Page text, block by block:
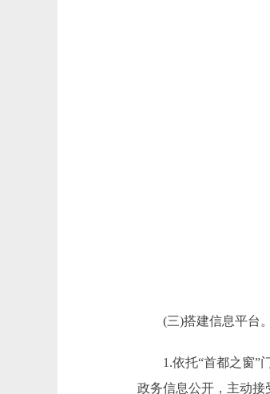
(三)搭建信息平台。
1.依托“首都之窗”门
政务信息公开，主动接